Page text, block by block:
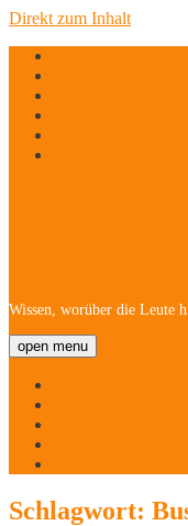
Direkt zum Inhalt
Wissen, worüber die Leute
open menu
Schlagwort: